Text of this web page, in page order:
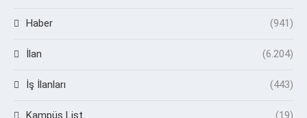
Haber (941)
İlan (6.204)
İş İlanları (443)
Kampüs List (19)